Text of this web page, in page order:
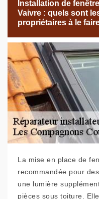
Installation de
Vaivre : quels sont
propriétaires à le
La mise en place de
recommandée pour
une lumière
pièces sous toiture.